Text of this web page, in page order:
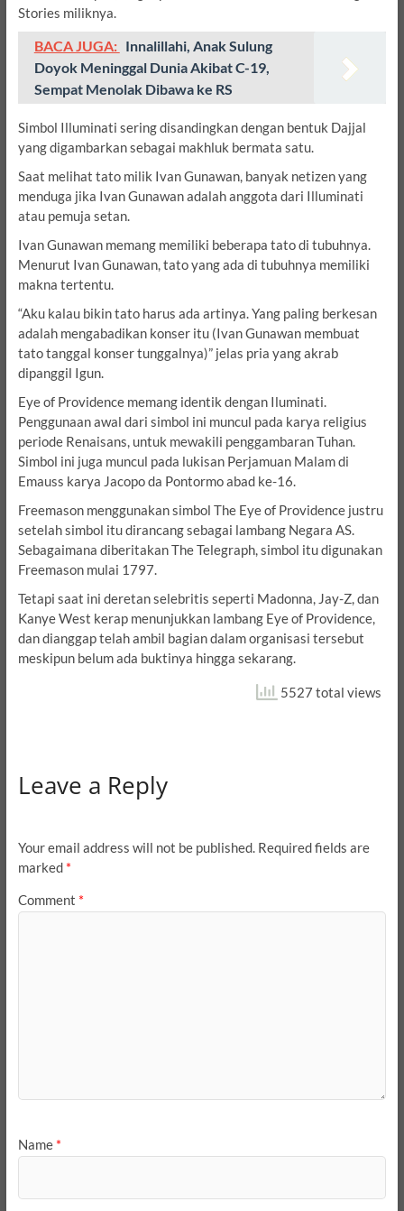
Stories miliknya.
BACA JUGA: Innalillahi, Anak Sulung
Doyok Meninggal Dunia Akibat C-19,
Sempat Menolak Dibawa ke RS
Simbol Illuminati sering disandingkan dengan bentuk Dajjal
yang digambarkan sebagai makhluk bermata satu.
Saat melihat tato milik Ivan Gunawan, banyak netizen yang
menduga jika Ivan Gunawan adalah anggota dari Illuminati
atau pemuja setan.
Ivan Gunawan memang memiliki beberapa tato di tubuhnya.
Menurut Ivan Gunawan, tato yang ada di tubuhnya memiliki
makna tertentu.
“Aku kalau bikin tato harus ada artinya. Yang paling berkesan
adalah mengabadikan konser itu (Ivan Gunawan membuat
tato tanggal konser tunggalnya)” jelas pria yang akrab
dipanggil Igun.
Eye of Providence memang identik dengan Iluminati.
Penggunaan awal dari simbol ini muncul pada karya religius
periode Renaisans, untuk mewakili penggambaran Tuhan.
Simbol ini juga muncul pada lukisan Perjamuan Malam di
Emauss karya Jacopo da Pontormo abad ke-16.
Freemason menggunakan simbol The Eye of Providence justru
setelah simbol itu dirancang sebagai lambang Negara AS.
Sebagaimana diberitakan The Telegraph, simbol itu digunakan
Freemason mulai 1797.
Tetapi saat ini deretan selebritis seperti Madonna, Jay-Z, dan
Kanye West kerap menunjukkan lambang Eye of Providence,
dan dianggap telah ambil bagian dalam organisasi tersebut
meskipun belum ada buktinya hingga sekarang.
5527 total views
Leave a Reply
Your email address will not be published. Required fields are
marked *
Comment *
Name *